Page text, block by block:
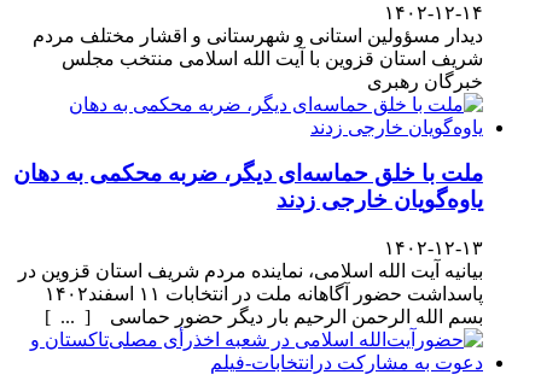
۱۴۰۲-۱۲-۱۴
دیدار مسؤولین استانی و شهرستانی و اقشار مختلف مردم
شریف استان قزوین با آیت الله اسلامی منتخب مجلس
خبرگان رهبری
ملت با خلق حماسه‌ای دیگر، ضربه محکمی به دهان
یاوه‌گویان خارجی زدند
۱۴۰۲-۱۲-۱۳
بیانیه آیت الله اسلامی، نماینده مردم شریف استان قزوین در
پاسداشت حضور آگاهانه ملت در انتخابات ۱۱ اسفند۱۴۰۲
بسم الله الرحمن الرحیم بار دیگر حضور حماسی [ ... ]